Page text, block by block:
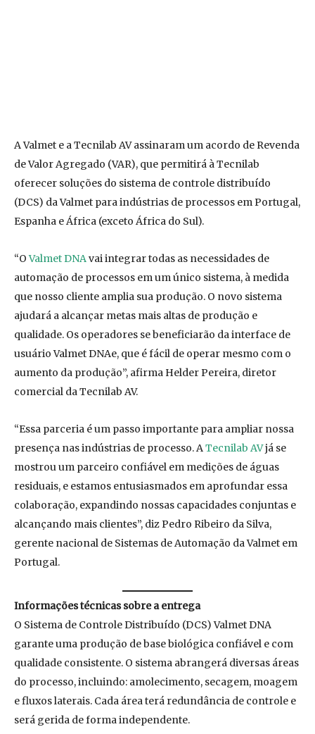
A Valmet e a Tecnilab AV assinaram um acordo de Revenda
de Valor Agregado (VAR), que permitirá à Tecnilab
oferecer soluções do sistema de controle distribuído
(DCS) da Valmet para indústrias de processos em Portugal,
Espanha e África (exceto África do Sul).
“OValmet DNAvai integrar todas as necessidades de
automação de processos em um único sistema, à medida
que nosso cliente amplia sua produção. O novo sistema
ajudará a alcançar metas mais altas de produção e
qualidade. Os operadores se beneficiarão da interface de
usuário Valmet DNAe, que é fácil de operar mesmo com o
aumento da produção”, afirma Helder Pereira, diretor
comercial da Tecnilab AV.
“Essa parceria é um passo importante para ampliar nossa
presença nas indústrias de processo. ATecnilab AVjá se
mostrou um parceiro confiável em medições de águas
residuais, e estamos entusiasmados em aprofundar essa
colaboração, expandindo nossas capacidades conjuntas e
alcançando mais clientes”, diz Pedro Ribeiro da Silva,
gerente nacional de Sistemas de Automação da Valmet em
Portugal.
Informações técnicas sobre a entrega
O Sistema de Controle Distribuído (DCS) Valmet DNA
garante uma produção de base biológica confiável e com
qualidade consistente. O sistema abrangerá diversas áreas
do processo, incluindo: amolecimento, secagem, moagem
e fluxos laterais. Cada área terá redundância de controle e
será gerida de forma independente.